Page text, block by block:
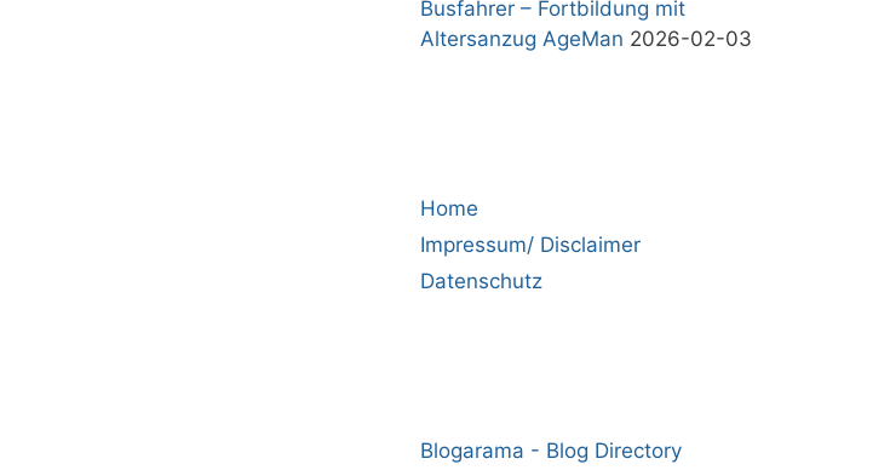
Busfahrer – Fortbildung mit
Altersanzug AgeMan 2026-02-03
Home
Impressum/ Disclaimer
Datenschutz
Blogarama - Blog Directory